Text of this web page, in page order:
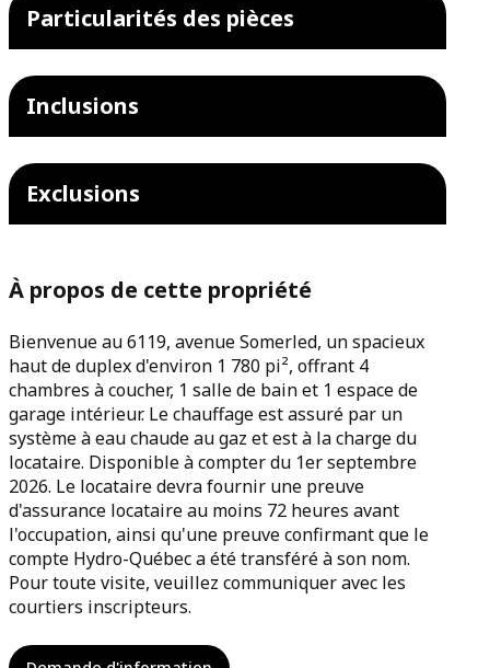
Particularités des pièces
Inclusions
Exclusions
À propos de cette propriété
Bienvenue au 6119, avenue Somerled, un spacieux
haut de duplex d'environ 1 780 pi², offrant 4
chambres à coucher, 1 salle de bain et 1 espace de
garage intérieur. Le chauffage est assuré par un
système à eau chaude au gaz et est à la charge du
locataire. Disponible à compter du 1er septembre
2026. Le locataire devra fournir une preuve
d'assurance locataire au moins 72 heures avant
l'occupation, ainsi qu'une preuve confirmant que le
compte Hydro-Québec a été transféré à son nom.
Pour toute visite, veuillez communiquer avec les
courtiers inscripteurs.